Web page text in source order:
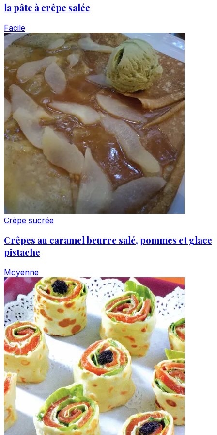
la pâte à crêpe salée
Facile
Crêpe sucrée
Crêpes au caramel beurre salé, pommes et glace
pistache
Moyenne